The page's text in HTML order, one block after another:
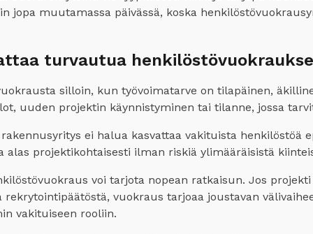
jopa muutamassa päivässä, koska
turvautua
silloin, kun työvoimatarve on tilapäinen,
uuden projektin käynnistyminen tai tilanne, jossa
ei halua kasvattaa vakituista henkilöstöä
alas projektikohtaisesti ilman riskiä ylimääräisistä
voi tarjota nopean ratkaisun. Jos
vuokraus tarjoaa joustavan
vakituiseen rooliin.